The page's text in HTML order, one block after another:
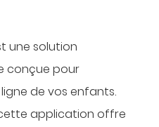
une solution
conçue pour
de vos enfants.
cette application offre